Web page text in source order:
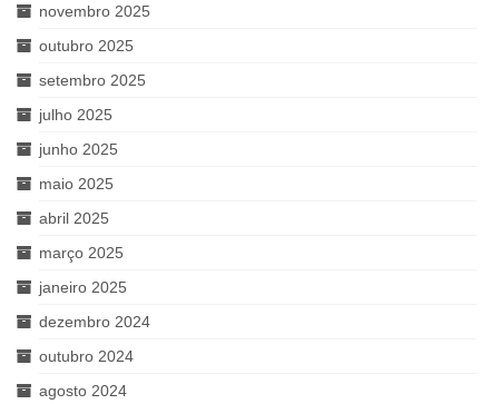
novembro 2025
outubro 2025
setembro 2025
julho 2025
junho 2025
maio 2025
abril 2025
março 2025
janeiro 2025
dezembro 2024
outubro 2024
agosto 2024